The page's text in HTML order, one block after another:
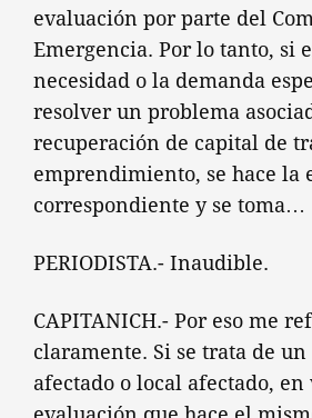
evaluación por parte del
Emergencia. Por lo tanto, si
necesidad o la demanda
resolver un problema
recuperación de capital de
emprendimiento, se hace la
correspondiente y se toma…
PERIODISTA.- Inaudible.
CAPITANICH.- Por eso me
claramente. Si se trata de
afectado o local afectado,